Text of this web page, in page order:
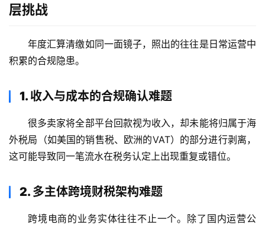
层挑战
年度汇算清缴如同一面镜子，照出的往往是日常运营中
积累的合规隐患。
1. 收入与成本的合规确认难题
很多卖家将全部平台回款视为收入，却未能将归属于海
外税局（如美国的销售税、欧洲的VAT）的部分进行剥离，
这可能导致同一笔流水在税务认定上出现重复或错位。
2. 多主体跨境财税架构难题
跨境电商的业务实体往往不止一个。除了国内运营公